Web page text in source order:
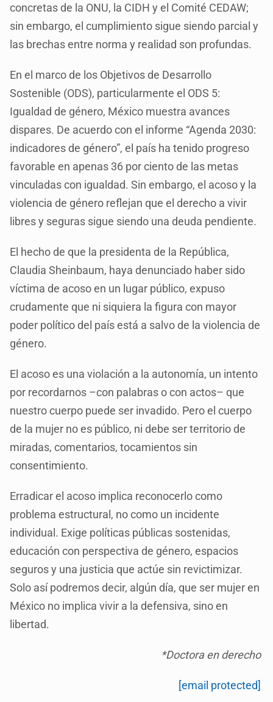
concretas de la ONU, la CIDH y el Comité CEDAW;
sin embargo, el cumplimiento sigue siendo parcial y
las brechas entre norma y realidad son profundas.
En el marco de los Objetivos de Desarrollo
Sostenible (ODS), particularmente el ODS 5:
Igualdad de género, México muestra avances
dispares. De acuerdo con el informe “Agenda 2030:
indicadores de género”, el país ha tenido progreso
favorable en apenas 36 por ciento de las metas
vinculadas con igualdad. Sin embargo, el acoso y la
violencia de género reflejan que el derecho a vivir
libres y seguras sigue siendo una deuda pendiente.
El hecho de que la presidenta de la República,
Claudia Sheinbaum, haya denunciado haber sido
víctima de acoso en un lugar público, expuso
crudamente que ni siquiera la figura con mayor
poder político del país está a salvo de la violencia de
género.
El acoso es una violación a la autonomía, un intento
por recordarnos –con palabras o con actos– que
nuestro cuerpo puede ser invadido. Pero el cuerpo
de la mujer no es público, ni debe ser territorio de
miradas, comentarios, tocamientos sin
consentimiento.
Erradicar el acoso implica reconocerlo como
problema estructural, no como un incidente
individual. Exige políticas públicas sostenidas,
educación con perspectiva de género, espacios
seguros y una justicia que actúe sin revictimizar.
Solo así podremos decir, algún día, que ser mujer en
México no implica vivir a la defensiva, sino en
libertad.
*Doctora en derecho
[email protected]